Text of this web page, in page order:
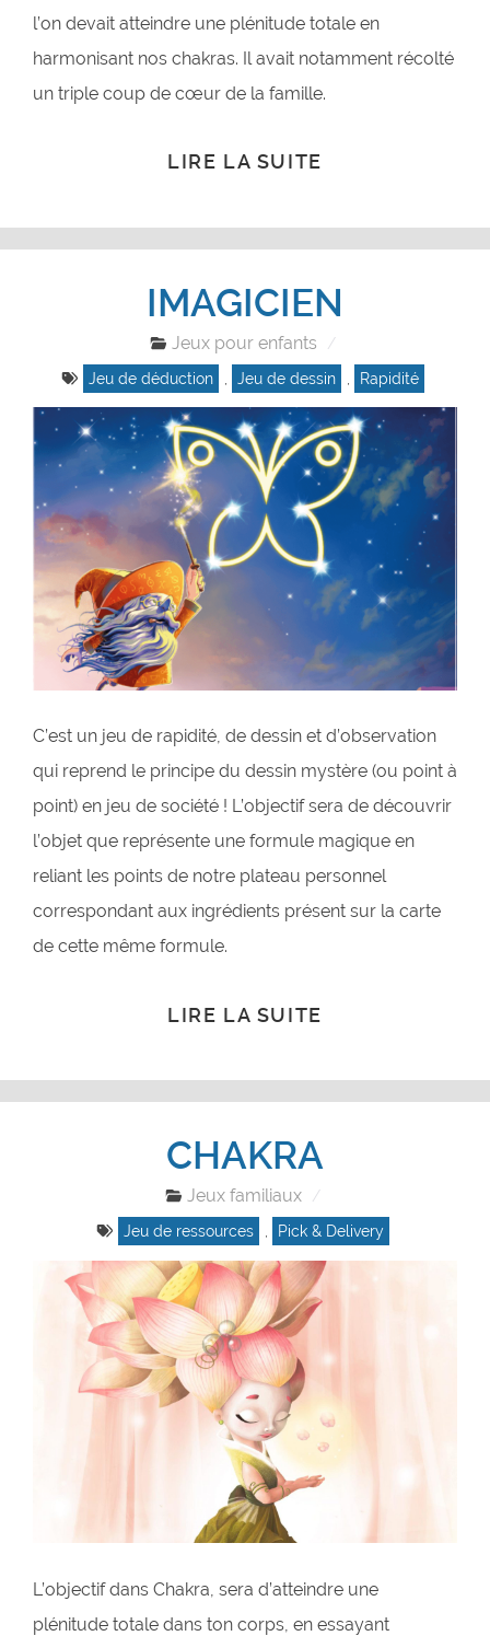
l’on devait atteindre une plénitude totale en
harmonisant nos chakras. Il avait notamment récolté
un triple coup de cœur de la famille.
LIRE LA SUITE
IMAGICIEN
Jeux pour enfants
Jeu de déduction Jeu de dessin Rapidité
C’est un jeu de rapidité, de dessin et d’observation
qui reprend le principe du dessin mystère (ou point à
point) en jeu de société ! L’objectif sera de découvrir
l’objet que représente une formule magique en
reliant les points de notre plateau personnel
correspondant aux ingrédients présent sur la carte
de cette même formule.
LIRE LA SUITE
CHAKRA
Jeux familiaux
Jeu de ressources , Pick & Delivery
L’objectif dans Chakra, sera d’atteindre une
plénitude totale dans ton corps, en essayant